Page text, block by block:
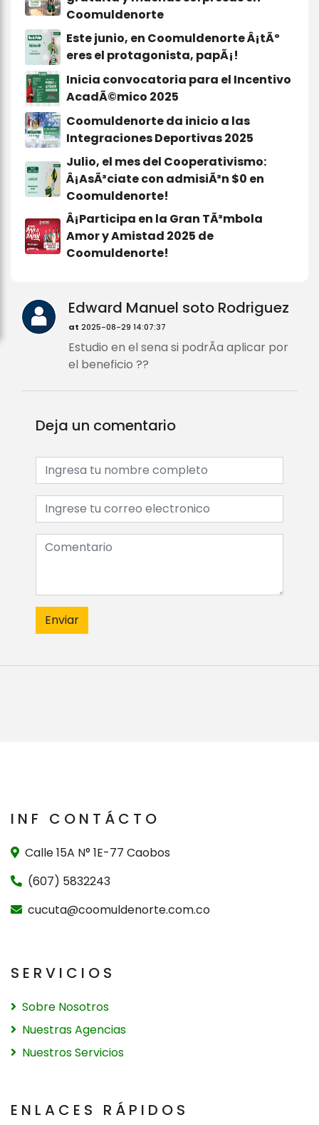
Coomuldenorte
Este junio, en Coomuldenorte Â¡tÃº
eres el protagonista, papÃ¡!
Inicia convocatoria para el Incentivo
AcadÃ©mico 2025
Coomuldenorte da inicio a las
Integraciones Deportivas 2025
Julio, el mes del Cooperativismo:
Â¡AsÃ³ciate con admisiÃ³n $0 en
Coomuldenorte!
Â¡Participa en la Gran TÃ³mbola
Amor y Amistad 2025 de
Coomuldenorte!
Edward Manuel soto Rodriguez
at 2025-08-29 14:07:37
Estudio en el sena si podrÃ­a aplicar por
el beneficio ??
Deja un comentario
Enviar
INF CONTÁCTO
Calle 15A N° 1E-77 Caobos
(607) 5832243
cucuta@coomuldenorte.com.co
SERVICIOS
Sobre Nosotros
Nuestras Agencias
Nuestros Servicios
ENLACES RÁPIDOS